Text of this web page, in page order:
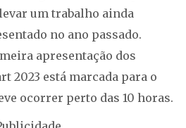
um trabalho ainda
no ano passado.
apresentação dos
2023 está marcada para o
ocorrer perto das 10 horas.